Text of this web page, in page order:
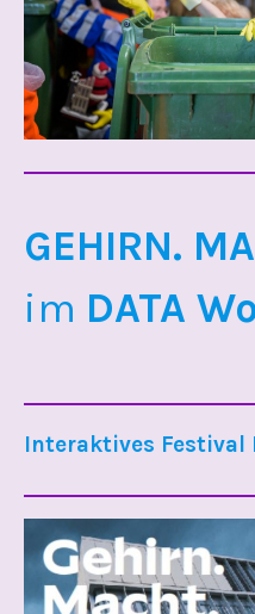
GEHIRN.
im DATA
Interaktives Festival